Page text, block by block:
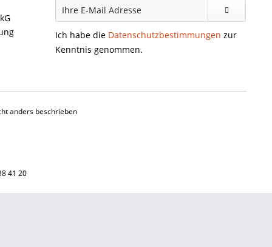
Ich habe die Datenschutzbestimmungen zur
Kenntnis genommen.
anders beschrieben
41 20